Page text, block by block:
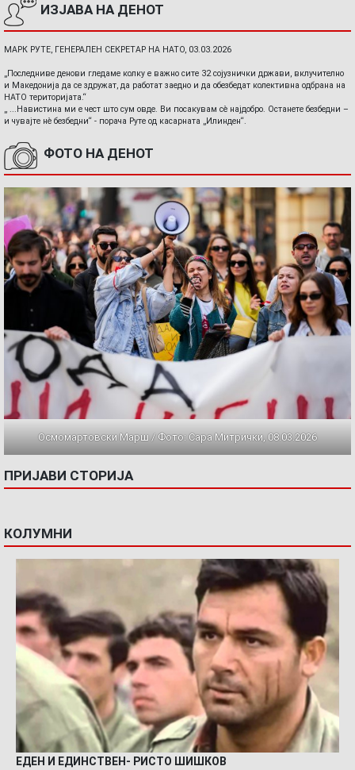
ИЗЈАВА НА ДЕНОТ
МАРК РУТЕ, ГЕНЕРАЛЕН СЕКРЕТАР НА НАТО, 03.03.2026
„Последниве денови гледаме колку е важно сите 32 сојузнички држави, вклучително
и Македонија да се здружат, да работат заедно и да обезбедат колективна одбрана на
НАТО територијата.“
„ ...Навистина ми е чест што сум овде. Ви посакувам сè најдобро. Останете безбедни –
и чувајте нè безбедни“ - порача Руте од касарната „Илинден“.
ФОТО НА ДЕНОТ
Осмомартовски Марш / Фото: Сара Митрички, 08.03.2026
ПРИЈАВИ СТОРИЈА
КОЛУМНИ
ЕДЕН И ЕДИНСТВЕН- РИСТО ШИШКОВ